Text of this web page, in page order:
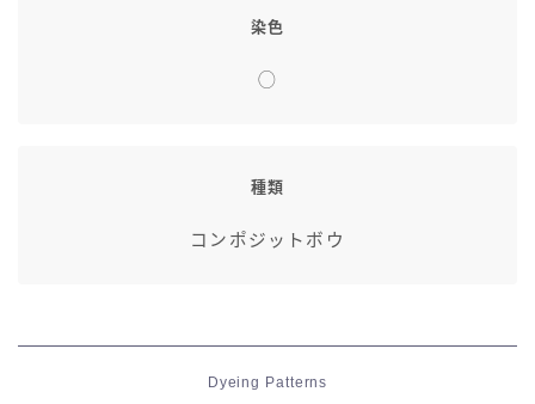
染色
◯
種類
コンポジットボウ
Dyeing Patterns